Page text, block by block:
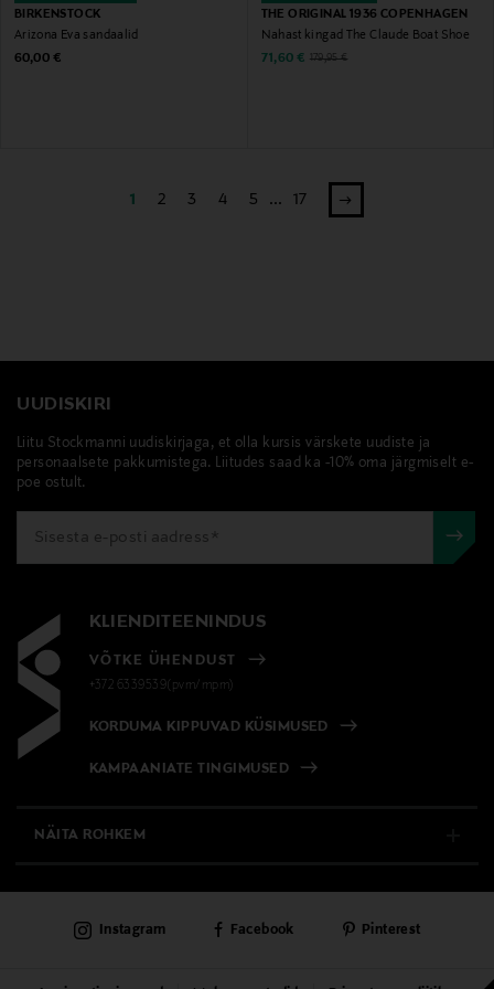
BIRKENSTOCK
Arizona Eva sandaalid
Original Price
60,00 €
THE ORIGINAL 1936 COPENHAGEN
Nahast kingad The Claude Boat Shoe
Discounted Price
71,60 € Original Price
179,95 €
1 2 3 4 5 ... 17
UUDISKIRI
Liitu Stockmanni uudiskirjaga, et olla kursis värskete uudiste ja
personaalsete pakkumistega. Liitudes saad ka -10% oma järgmiselt e-
poe ostult.
KLIENDITEENINDUS
VÕTKE ÜHENDUST
+372 6339539(pvm/mpm)
KORDUMA KIPPUVAD KÜSIMUSED
KAMPAANIATE TINGIMUSED
NÄITA ROHKEM
PÜSIKLIENDITEENINDUS
Instagram Facebook Pinterest